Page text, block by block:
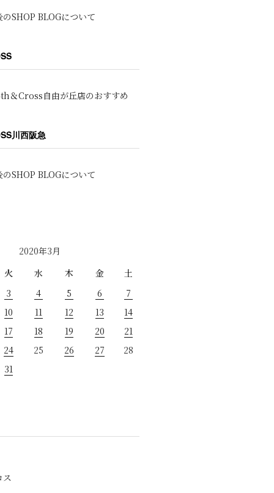
のSHOP BLOGについて
＆Cross自由が丘店のおすすめ
川西阪急
のSHOP BLOGについて
2020年3月
火 水 木 金
土
3 4 5 6
7
10 11 12 13
14
17 18 19 20
21
24 25 26 27
28
31
ス